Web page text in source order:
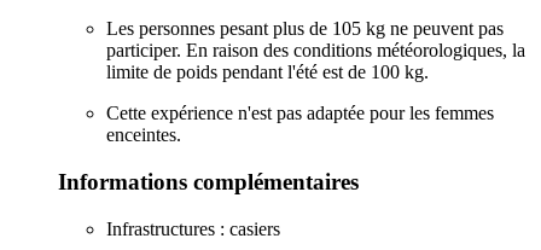
Les personnes pesant plus de 105 kg ne peuvent pas
participer. En raison des conditions météorologiques, la
limite de poids pendant l'été est de 100 kg.
Cette expérience n'est pas adaptée pour les femmes
enceintes.
Informations complémentaires
Infrastructures : casiers